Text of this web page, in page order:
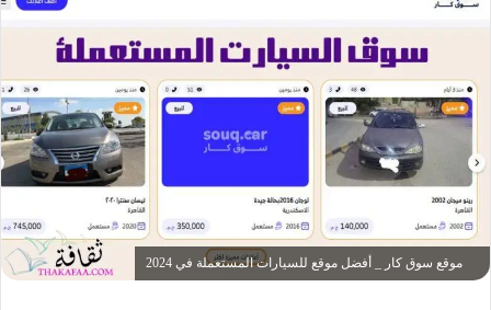
موقع سوق كار _ أفضل موقع للسيارات المستعملة في 2024